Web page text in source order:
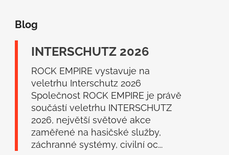
Blog
INTERSCHUTZ 2026
ROCK EMPIRE vystavuje na
veletrhu Interschutz 2026
Společnost ROCK EMPIRE je právě
součástí veletrhu INTERSCHUTZ
2026, největší světové akce
zaměřené na hasičské služby,
záchranné systémy, civilní oc...